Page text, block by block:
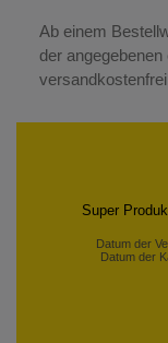
Ab einem
der
Super schnelle
Datum der
Datum der